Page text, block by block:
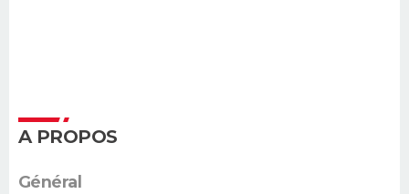
A PROPOS
Général